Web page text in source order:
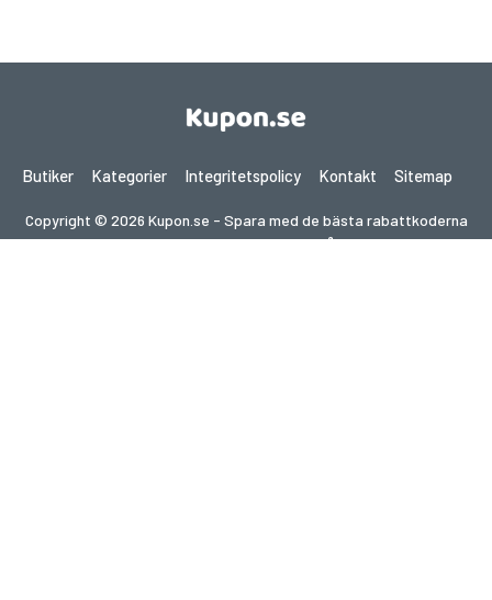
Butiker Kategorier Integritetspolicy Kontakt Sitemap
Copyright © 2026 Kupon.se - Spara med de bästa rabattkoderna
2026. Alla rättigheter förbehållna.